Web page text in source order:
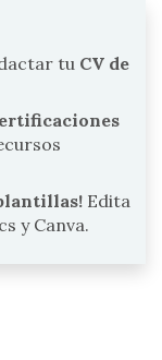
tu CV de
Edita
y Canva.